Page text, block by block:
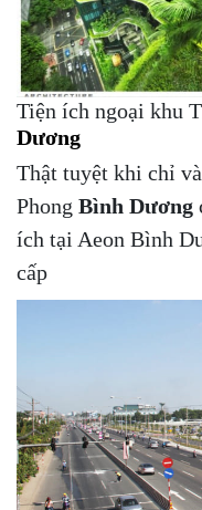
Tiện ích ngoại khu
Dương
Thật tuyệt khi chỉ
Phong Bình Dương
ích tại Aeon Bình
cấp